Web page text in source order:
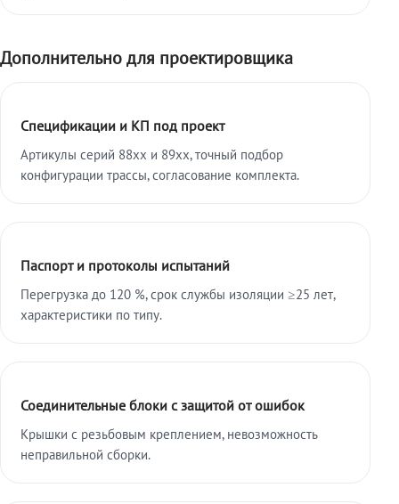
Дополнительно для проектировщика
Спецификации и КП под проект
Артикулы серий 88xx и 89xx, точный подбор
конфигурации трассы, согласование комплекта.
Паспорт и протоколы испытаний
Перегрузка до 120 %, срок службы изоляции ≥25 лет,
характеристики по типу.
Соединительные блоки с защитой от ошибок
Крышки с резьбовым креплением, невозможность
неправильной сборки.